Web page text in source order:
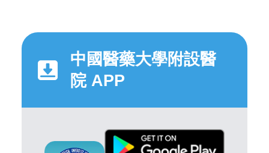
中國醫藥大學附設醫
院 APP